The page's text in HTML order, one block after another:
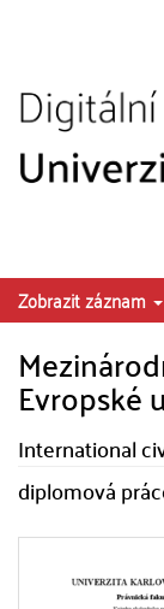
Zobrazit záznam
Evropské
International
diplomová